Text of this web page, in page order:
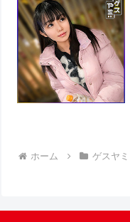
ホーム ゲスヤミ